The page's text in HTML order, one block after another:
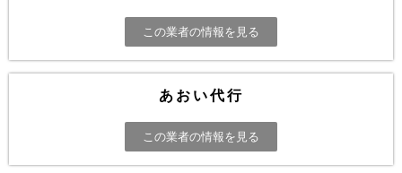
この業者の情報を見る
あおい代行
この業者の情報を見る